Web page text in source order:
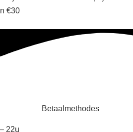
€30
22u
Betaalmethodes